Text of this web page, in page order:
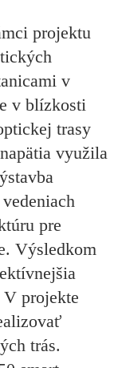
projektu
v
v blízkosti
trasy
využila
pre
Výsledkom
V projekte
trás.